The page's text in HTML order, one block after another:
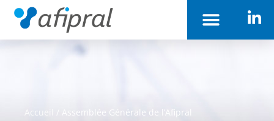
Accueil / Assemblée Générale de l’Afipral